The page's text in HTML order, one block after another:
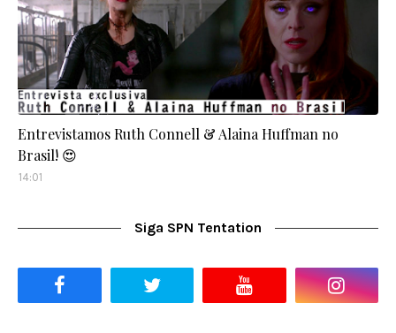
Entrevistamos Ruth Connell & Alaina Huffman no
Brasil! 😍
14:01
Siga SPN Tentation